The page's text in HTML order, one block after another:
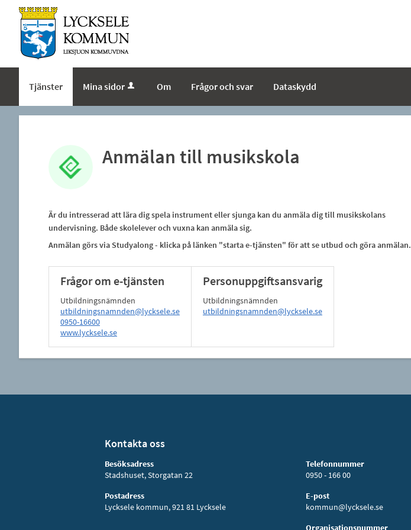
Tjänster Mina sidor Om Frågor och svar Dataskydd
Anmälan till musikskola
Är du intresserad att lära dig spela instrument eller sjunga kan du anmäla dig till musikskolans
undervisning. Både skolelever och vuxna kan anmäla sig.
Anmälan görs via Studyalong - klicka på länken "starta e-tjänsten" för att se utbud och göra anmälan.
Frågor om e-tjänsten
Utbildningsnämnden
utbildningsnamnden@lycksele.se
0950-16600
www.lycksele.se
Personuppgiftsansvarig
Utbildningsnämnden
utbildningsnamnden@lycksele.se
Kontakta oss
Besöksadress
Stadshuset, Storgatan 22
Postadress
Lycksele kommun, 921 81 Lycksele
Telefonnummer
0950 - 166 00
E-post
kommun@lycksele.se
Organisationsnummer